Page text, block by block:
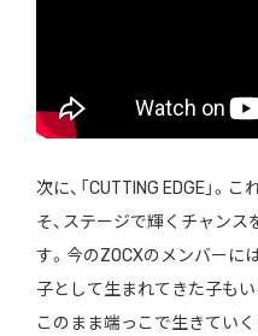
次に、「CUTTING EDGE」。
そ、ステージで輝くチャン
す。今のZOCXのメンバーに
子として生まれてきた子もい
このまま端っこで生きてい